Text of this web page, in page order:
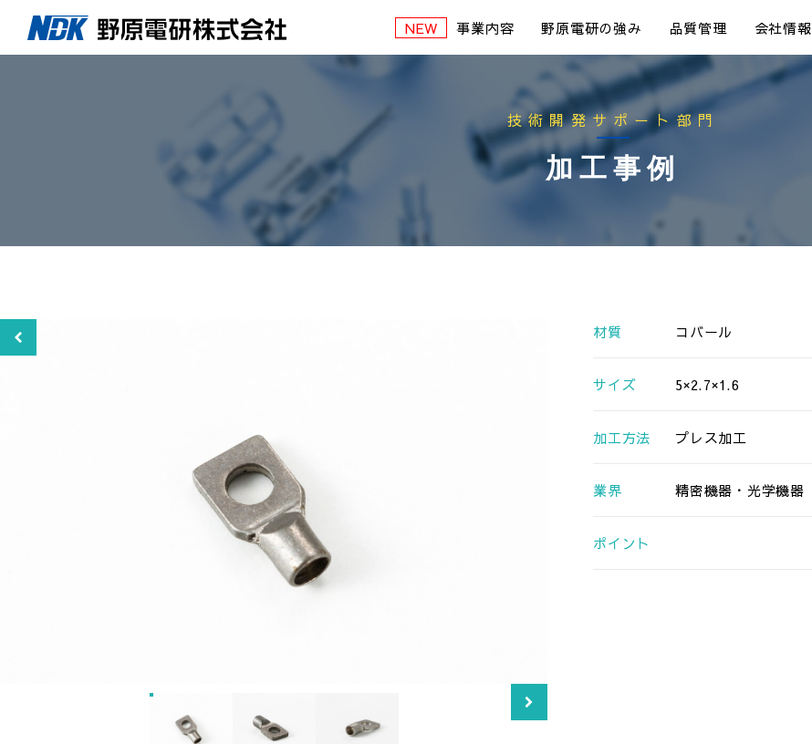
事業内容 野原電研の強み 品質管理 会社情報
技術開発サポート部門
加工事例
材質 コバール
サイズ 5×2.7×1.6
加工方法 プレス加工
業界 精密機器・光学機器
ポイント